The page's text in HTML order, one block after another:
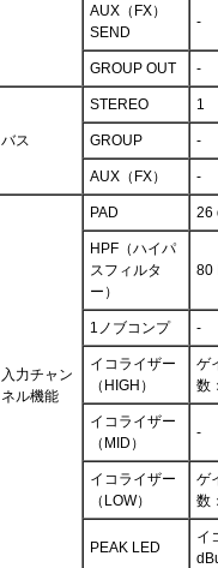
AUX（FX）
SEND
-
GROUP OUT -
バス
STEREO 1
GROUP -
AUX（FX） -
入力チャン
ネル機能
PAD 26
HPF（ハイパ
スフィルタ
ー）
80
1ノブコンプ -
イコライザー
（HIGH）
ゲ
数
イコライザー
（MID）
-
イコライザー
（LOW）
ゲ
数
PEAK LED
イ